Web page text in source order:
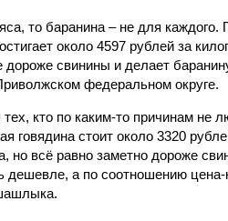
то баранина – не для каждого.
около 4597 рублей за
свинины и делает
федеральном округе.
кто по каким-то причинам не
говядина стоит около 3320
но всё равно заметно дороже
дешевле, а по соотношению цена-